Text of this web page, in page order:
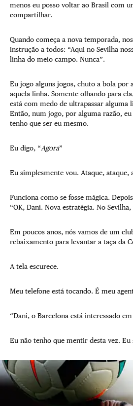
menos eu posso voltar ao Brasil com
compartilhar.
Quando começa a nova temporada,
instrução a todos: “Aqui no Sevilha
linha do meio campo. Nunca”.
Eu jogo alguns jogos, chuto a bola por
aquela linha. Somente olhando para
está com medo de ultrapassar alguma
Então, num jogo, por alguma razão,
tenho que ser eu mesmo.
Eu digo, “Agora”
Eu simplesmente vou. Ataque, ataque,
Funciona como se fosse mágica.
“OK, Dani. Nova estratégia. No Sevilha,
Em poucos anos, nós vamos de um
rebaixamento para levantar a taça da
A tela escurece.
Meu telefone está tocando. É meu
“Dani, o Barcelona está interessado
Eu não tenho que mentir desta vez. Eu